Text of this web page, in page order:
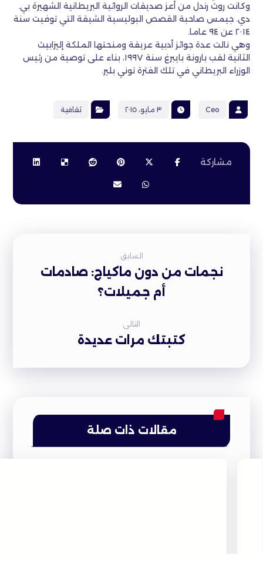
وكانت روث رندل من أعز صديقات الروائية البريطانية الشهيرة بي.
دي. جيمس صاحبة القصص البوليسية الشيقة التي توفيت سنة
٢٠١٤ عن ٩٤ عاما.
وهي نالت عدة جوائز أدبية عريقة ومنحتها الملكة إليزابيث
الثانية لقب بارونة بايبرغ سنة ١٩٩٧، بناء على توصية من رئيس
الوزراء البريطاني في تلك الفترة توني بلير.
Ceo ٣ مايو، ٢٠١٥ ثقافية
السابق
نجمات من دون ماكياج: صادمات
أم جميلات؟
التالى
كتبتك مرات عديدة
مقالات ذات صلة